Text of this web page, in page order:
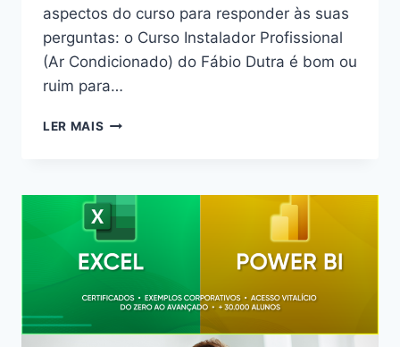
aspectos do curso para responder às suas
perguntas: o Curso Instalador Profissional
(Ar Condicionado) do Fábio Dutra é bom ou
ruim para…
LER MAIS CURSO
CONDICIONADO)
DO
FÁBIO
DUTRA:
BOM
RUIM?